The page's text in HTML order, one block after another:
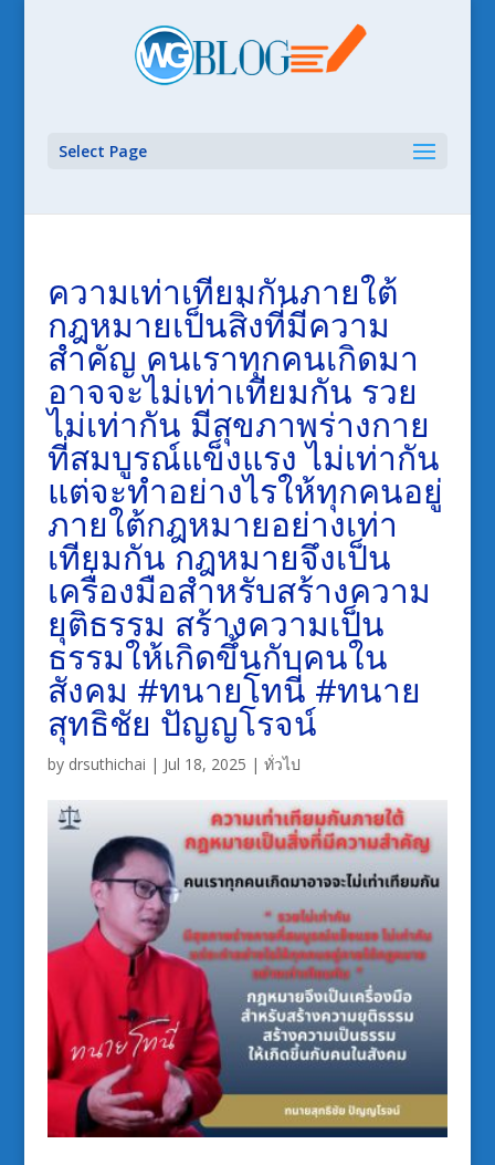
Select Page
ความเท่าเทียมกันภายใต้
กฎหมายเป็นสิ่งที่มีความ
สำคัญ คนเราทุกคนเกิดมา
อาจจะไม่เท่าเทียมกัน รวย
ไม่เท่ากัน มีสุขภาพร่างกาย
ที่สมบูรณ์แข็งแรง ไม่เท่ากัน
แต่จะทำอย่างไรให้ทุกคนอยู่
ภายใต้กฎหมายอย่างเท่า
เทียมกัน กฎหมายจึงเป็น
เครื่องมือสำหรับสร้างความ
ยุติธรรม สร้างความเป็น
ธรรมให้เกิดขึ้นกับคนใน
สังคม #ทนายโทนี่ #ทนาย
สุทธิชัย ปัญญโรจน์
by drsuthichai | Jul 18, 2025 | ทั่วไป